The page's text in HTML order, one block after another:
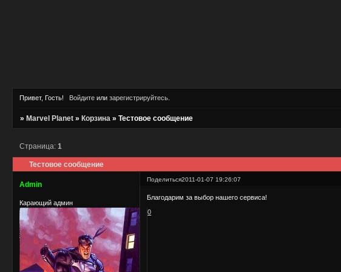
Привет, Гость! Войдитеили зарегистрируйтесь.
»Marvel Planet »Корзина »Тестовое сообщение
Тестовое сообщение
Страница:1
Поделиться2011-01-07 19:26:07
Admin
Карающий админ
Благодарим за выбор нашего сервиса!
0